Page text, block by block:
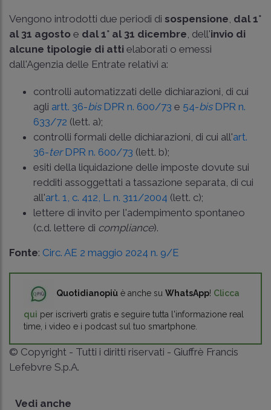
Vengono introdotti due periodi di sospensione dal 1°
al 31 agosto e dal 1° al 31 dicembre , dell'invio di
alcune tipologie di atti elaborati o emessi
dall'Agenzia delle Entrate relativi a:
controlli automatizzati delle dichiarazioni, di cui
agli artt. 36-bisDPR n. 600/73 e 54-bisDPR n.
633/72 (lett. a);
controlli formali delle dichiarazioni, di cui all'art.
36-ter DPR n. 600/73 (lett. b);
esiti della liquidazione delle imposte dovute sui
redditi assoggettati a tassazione separata, di cui
all'art. 1, c. 412, L. n. 311/2004 (lett. c);
lettere di invito per l'adempimento spontaneo
(c.d. lettere di compliance).
Fonte: Circ. AE 2 maggio 2024 n. 9/E
Quotidianopiù è anche su WhatsApp! Clicca
qui per iscriverti gratis e seguire tutta l'informazione real
time, i video e i podcast sul tuo smartphone.
© Copyright - Tutti i diritti riservati - Giuffrè Francis
Lefebvre S.p.A.
Vedi anche